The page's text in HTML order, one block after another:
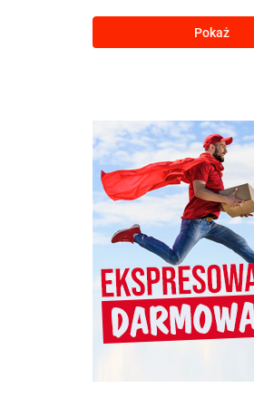
Pokaż